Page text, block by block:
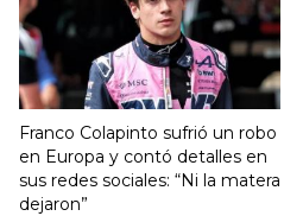
Franco Colapinto sufrió un robo
en Europa y contó detalles en
sus redes sociales: “Ni la matera
dejaron”